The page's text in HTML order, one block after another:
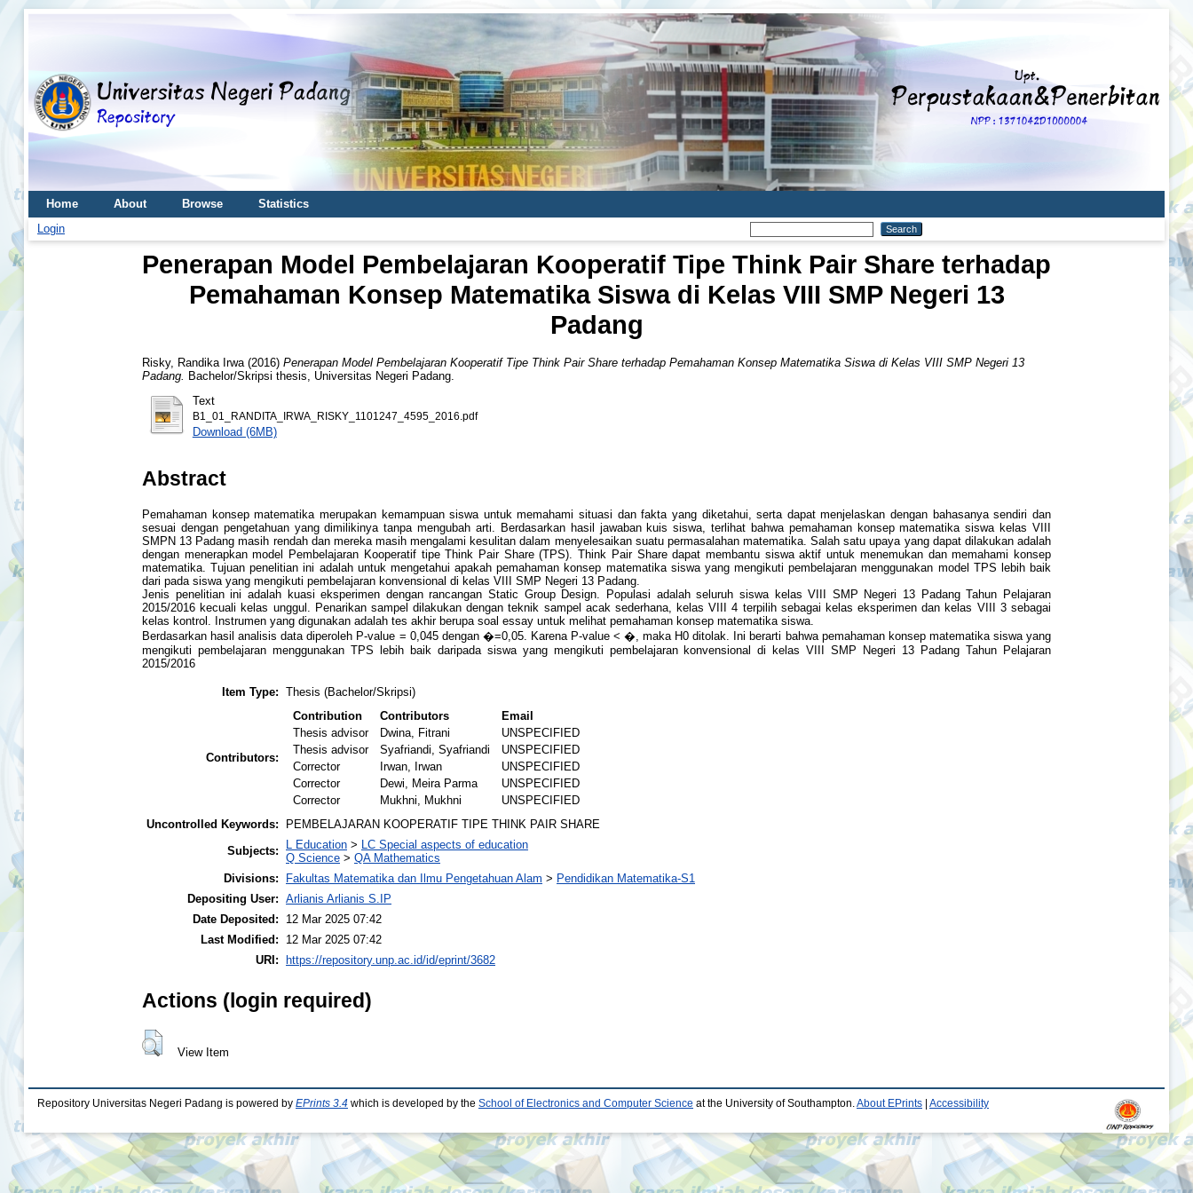
Home About Browse
Statistics
Login
Penerapan Model Pembelajaran Kooperatif Tipe Think Pair Share terhadap
Pemahaman Konsep Matematika Siswa di Kelas VIII SMP Negeri 13
Padang
Risky, Randika Irwa (2016) Penerapan Model Pembelajaran Kooperatif Tipe Think Pair Share terhadap Pemahaman Konsep Matematika Siswa di Kelas VIII SMP Negeri 13
Padang.
Bachelor/Skripsi thesis, Universitas Negeri Padang.
Text
B1_01_RANDITA_IRWA_RISKY_1101247_4595_2016.pdf
Download (6MB)
Abstract
Pemahaman konsep matematika merupakan kemampuan siswa untuk memahami situasi dan fakta yang diketahui, serta dapat menjelaskan dengan bahasanya sendiri dan
sesuai dengan pengetahuan yang dimilikinya tanpa mengubah arti. Berdasarkan hasil jawaban kuis siswa, terlihat bahwa pemahaman konsep matematika siswa kelas VIII
SMPN 13 Padang masih rendah dan mereka masih mengalami kesulitan dalam menyelesaikan suatu permasalahan matematika. Salah satu upaya yang dapat dilakukan adalah
dengan menerapkan model Pembelajaran Kooperatif tipe Think Pair Share (TPS). Think Pair Share dapat membantu siswa aktif untuk menemukan dan memahami konsep
matematika. Tujuan penelitian ini adalah untuk mengetahui apakah pemahaman konsep matematika siswa yang mengikuti pembelajaran menggunakan model TPS lebih baik
dari pada siswa yang mengikuti pembelajaran konvensional di kelas VIII SMP Negeri 13 Padang.
Jenis penelitian ini adalah kuasi eksperimen dengan rancangan Static Group Design. Populasi adalah seluruh siswa kelas VIII SMP Negeri 13 Padang Tahun Pelajaran
2015/2016 kecuali kelas unggul. Penarikan sampel dilakukan dengan teknik sampel acak sederhana, kelas VIII 4 terpilih sebagai kelas eksperimen dan kelas VIII 3 sebagai
kelas kontrol. Instrumen yang digunakan adalah tes akhir berupa soal essay untuk melihat pemahaman konsep matematika siswa.
Berdasarkan hasil analisis data diperoleh P-value = 0,045 dengan �=0,05. Karena P-value < �, maka H0 ditolak. Ini berarti bahwa pemahaman konsep matematika siswa yang
mengikuti pembelajaran menggunakan TPS lebih baik daripada siswa yang mengikuti pembelajaran konvensional di kelas VIII SMP Negeri 13 Padang Tahun Pelajaran
2015/2016
Item Type: Thesis (Bachelor/Skripsi)
Contributors:
Contribution Contributors
Email
Thesis advisor
Dwina, Fitrani
UNSPECIFIED
Thesis advisor
Syafriandi, Syafriandi
UNSPECIFIED
Corrector
Irwan, Irwan
UNSPECIFIED
Corrector
Dewi, Meira Parma
UNSPECIFIED
Corrector
Mukhni, Mukhni
UNSPECIFIED
Uncontrolled Keywords:
PEMBELAJARAN KOOPERATIF TIPE THINK PAIR SHARE
Subjects:
L Education > LC Special aspects of education
Q Science > QA Mathematics
Divisions:
Fakultas Matematika dan Ilmu Pengetahuan Alam > Pendidikan Matematika-S1
Depositing User: Arlianis Arlianis S.IP
Date Deposited:
12 Mar 2025 07:42
Last Modified:
12 Mar 2025 07:42
URI:
https://repository.unp.ac.id/id/eprint/3682
Actions (login required)
View Item
Repository Universitas Negeri Padang is powered by EPrints 3.4 which is developed by the School of Electronics and Computer Science at the University of Southampton.About EPrints Accessibility